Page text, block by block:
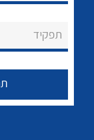
לכל מוצרי היצרן
תפקיד